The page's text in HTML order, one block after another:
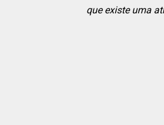
que existe uma